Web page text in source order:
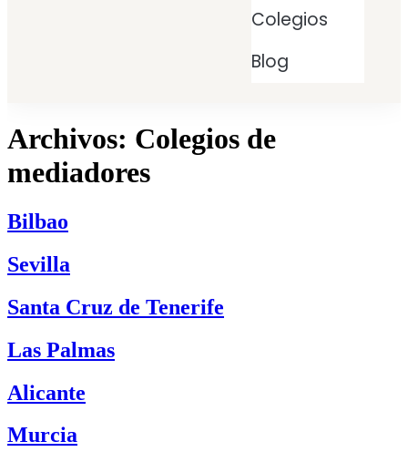
Colegios
Blog
Archivos: Colegios de
mediadores
Bilbao
Sevilla
Santa Cruz de Tenerife
Las Palmas
Alicante
Murcia